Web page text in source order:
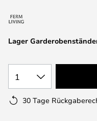
Lager
1
30 Tage